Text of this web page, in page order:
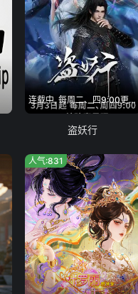
连载中, 每周二、四9:00更新
盗妖行
人气:831